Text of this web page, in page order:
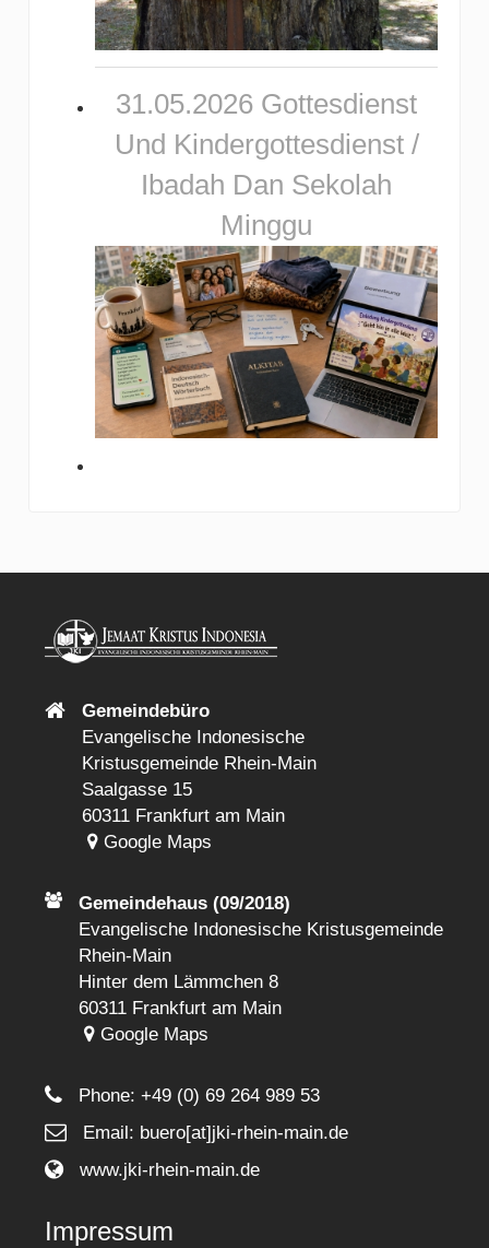
31.05.2026 Gottesdienst
Und Kindergottesdienst /
Ibadah Dan Sekolah
Minggu
Gemeindebüro
Evangelische Indonesische
Kristusgemeinde Rhein-Main
Saalgasse 15
60311 Frankfurt am Main
Google Maps
Gemeindehaus (09/2018)
Evangelische Indonesische Kristusgemeinde
Rhein-Main
Hinter dem Lämmchen 8
60311 Frankfurt am Main
Google Maps
Phone:+49 (0) 69 264 989 53
Email: buero[at]jki-rhein-main.de
www.jki-rhein-main.de
Impressum